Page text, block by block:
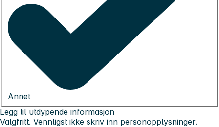
Annet
Legg til utdypende informasjon
Valgfritt. Vennligst ikke skriv inn personopplysninger.